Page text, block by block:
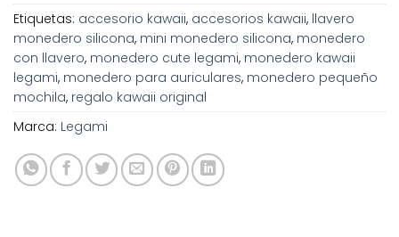
Etiquetas: accesorio kawaii, accesorios kawaii, llavero
monedero silicona, mini monedero silicona, monedero
con llavero, monedero cute legami, monedero kawaii
legami, monedero para auriculares, monedero pequeño
mochila, regalo kawaii original
Marca: Legami